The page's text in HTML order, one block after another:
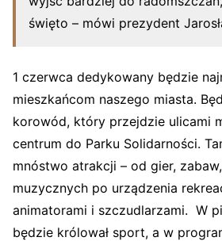
święto – mówi prezydent
1 czerwca dedykowany będzie
mieszkańcom naszego miasta.
korowód, który przejdzie ulicami
centrum do Parku Solidarności.
mnóstwo atrakcji – od gier,
muzycznych po urządzenia
animatorami i szczudlarzami. W
będzie królował sport, a w